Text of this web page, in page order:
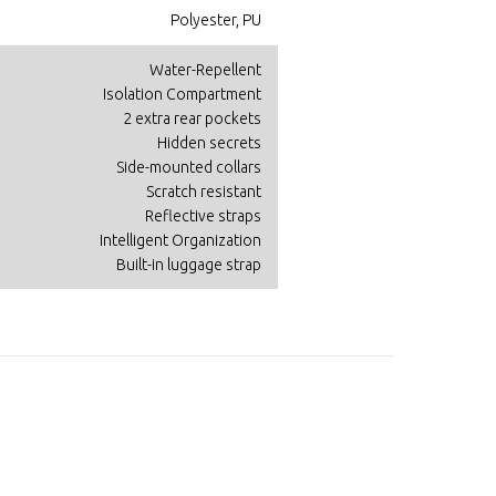
Polyester, PU
Water-Repellent
Isolation Compartment
2 extra rear pockets
Hidden secrets
Side-mounted collars
Scratch resistant
Reflective straps
Intelligent Organization
Built-in luggage strap